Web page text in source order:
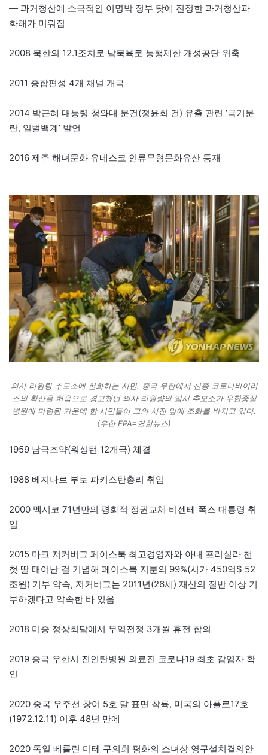
— 과거청산에 소극적인 이명박 정부 탓에 진정한 과거청산과
화해가 미뤄짐
2008 북한의 12.1조치로 남북육로 통행제한 개성공단 위축
2011 종합편성 4개 채널 개국
2014 박근혜 대통령 청와대 문건(정윤회 건) 유출 관련 ‘국기문
란, 일벌백계’ 발언
2016 제주 해녀문화 유네스코 인류무형문화유산 등재
의사 리원량 추모소에 헌화하는 시민. 중국 우한에서 신종 코로나바이러
스의 확산을 처음으로 경고했던 의사 리원량의 임시 추모소가 우한중심
병원에 마련된 가운데 한 시민들이 그의 사진 앞에 조화를 바치고 있다.
(우한 EPA=연합뉴스)
1959 남극조약(워싱턴 12개국) 체결
1988 베지나르 부토 파키스탄총리 취임
2000 멕시코 71년만의 평화적 정권교체 비센테 폭스 대통령 취
임
2015 마크 저커버그 페이스북 최고경영자와 아내 프리실라 챈
첫 딸 태어난 걸 기념해 페이스북 지분의 99%(시가 450억$ 52
조원) 기부 약속, 저커버그는 2011년(26세) 재산의 절반 이상 기
부하겠다고 약속한 바 있음
2018 미중 정상회담에서 무역전쟁 3개월 휴전 합의
2019 중국 우한시 진인탄병원 의료진 코로나19 최초 감염자 확
인
2020 중국 우주선 창어 5호 달 표면 착륙, 미국의 아폴로17호
(1972.12.11) 이후 48년 만에
2020 독일 베를린 미테 구의회 평화의 소녀상 영구설치결의안